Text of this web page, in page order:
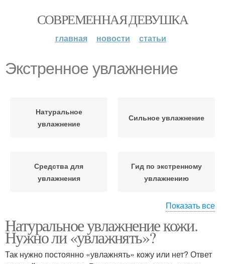
СОВРЕМЕННАЯ ДЕВУШКА
главная новости статьи
Экстренное увлажнение
Натуральное
увлажнение
Сильное увлажнение
Средства для
увлажнения
Гид по экстренному
увлажнению
Увлажнение от эксперта
возрастов
Показать все
Натуральное увлажнение кожи.
Нужно ли «увлажнять»?
Так нужно постоянно «увлажнять» кожу или нет? Ответ